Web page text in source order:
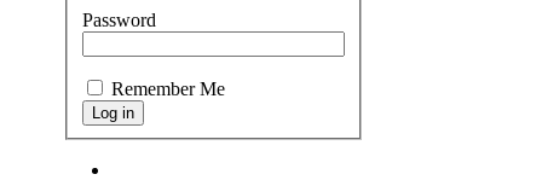
Password
Remember Me